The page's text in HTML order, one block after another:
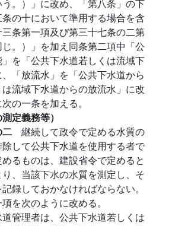
。）」に改め、「第八条」の下
の十において準用する場合を含
条第一項及び第三十七条の二第
。）」を加え同条第二項中「公
を「公共下水道若しくは流域下
「放流水」を「公共下水道から
流域下水道からの放流水」に改
の一条を加える。
測定義務等）
二 継続して政令で定める水質の
して公共下水道を使用する者で
るものは、建設省令で定めると
り、当該下水の水質を測定し、そ
録しておかなければならない。
を次のように改める。
管理者は、公共下水道若しくは